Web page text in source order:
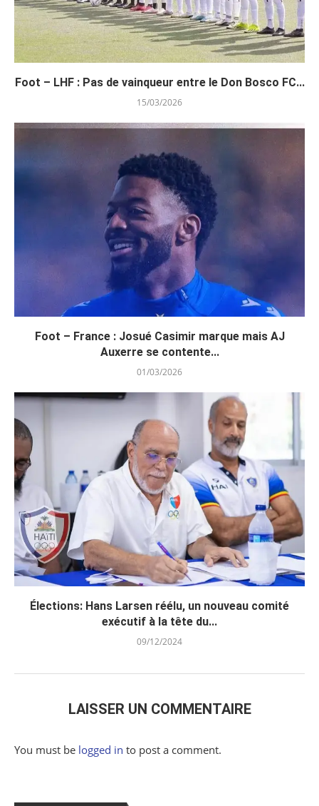
Foot – LHF : Pas de vainqueur entre le Don Bosco FC...
15/03/2026
Foot – France : Josué Casimir marque mais AJ
Auxerre se contente...
01/03/2026
Élections: Hans Larsen réélu, un nouveau comité
exécutif à la tête du...
09/12/2024
LAISSER UN COMMENTAIRE
You must be logged in to post a comment.